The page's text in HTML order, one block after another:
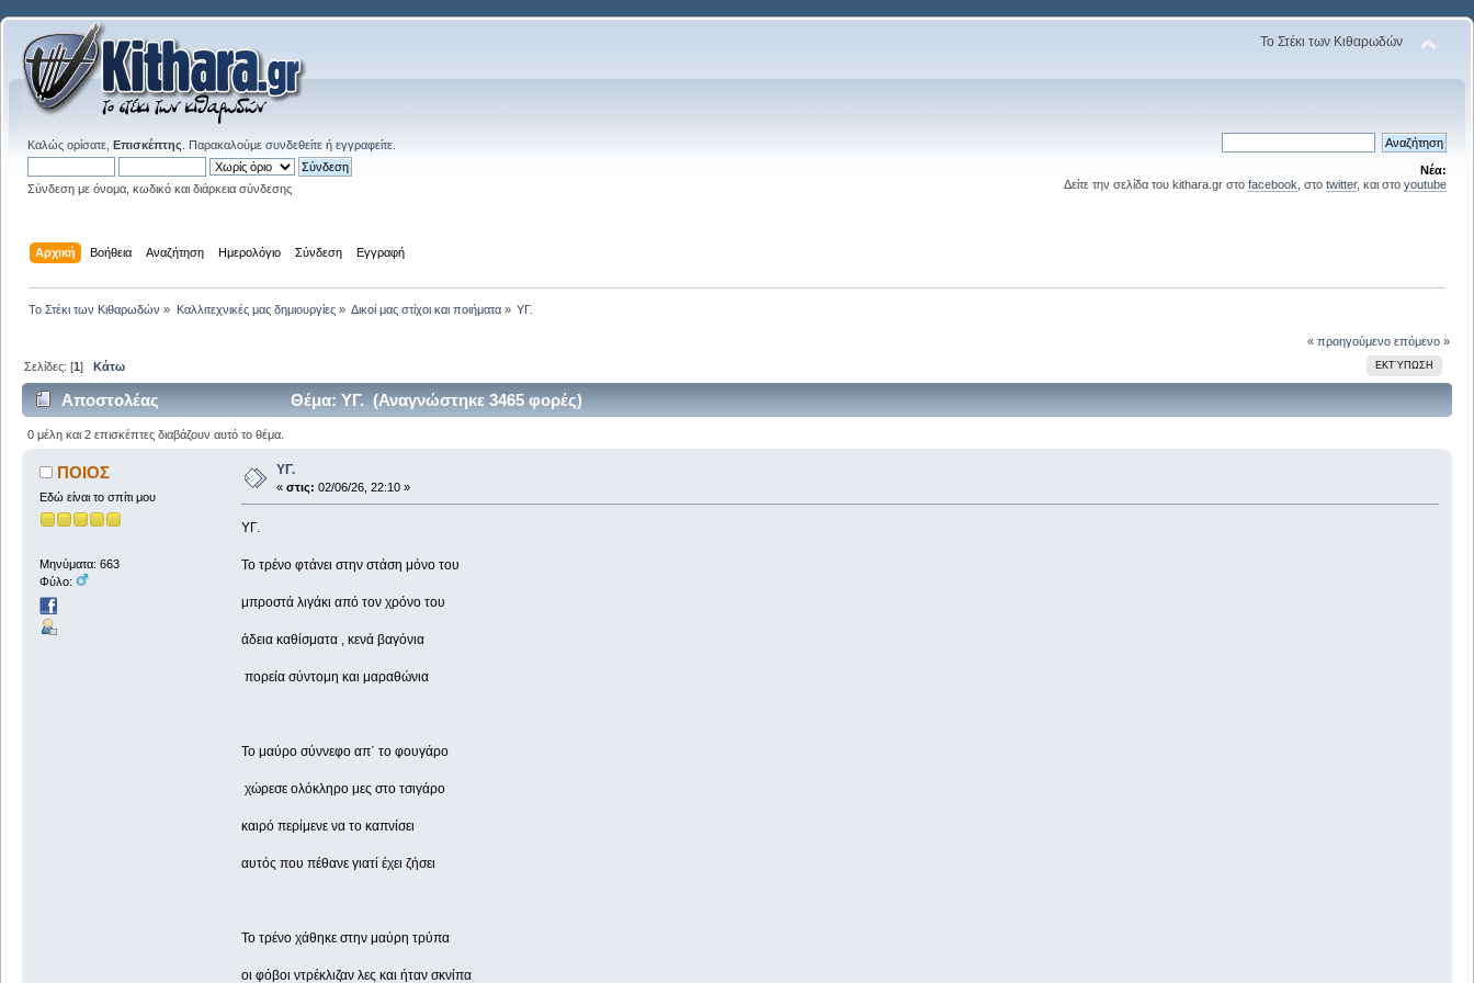
Το Στέκι των Κιθαρωδών
Καλώς ορίσατε, Επισκέπτης . Παρακαλούμε συνδεθείτε ή εγγραφείτε
Σύνδεση με όνομα, κωδικό και διάρκεια σύνδεσης
Νέα:
Δείτε την σελίδα του kithara.gr στο facebook , στο twitter, και στο youtube
Αρχική Βοήθεια Αναζήτηση Ημερολόγιο Σύνδεση Εγγραφή
Το Στέκι των Κιθαρωδών » Καλλιτεχνικές μας δημιουργίες» Δικοί μας στίχοι και ποιήματα» ΥΓ.
« προηγούμενο επόμενο »
ΕΚΤΎΠΩΣΗ
Σελίδες: [1]Κάτω
Αποστολέας Θέμα: ΥΓ. (Αναγνώστηκε 3465 φορές)
0 μέλη και 2 επισκέπτες διαβάζουν αυτό το θέμα.
ΠΟΙΟΣ
Εδώ είναι το σπίτι μου
Μηνύματα: 663
Φύλο:
ΥΓ.
« στις: 02/06/26, 22:10 »
ΥΓ.
Το τρένο φτάνει στην στάση μόνο του
μπροστά λιγάκι από τον χρόνο του
άδεια καθίσματα , κενά βαγόνια
πορεία σύντομη και μαραθώνια
Το μαύρο σύννεφο απ΄ το φουγάρο
χώρεσε ολόκληρο μες στο τσιγάρο
καιρό περίμενε να το καπνίσει
αυτός που πέθανε γιατί έχει ζήσει
Το τρένο χάθηκε στην μαύρη τρύπα
οι φόβοι ντρέκλιζαν λες και ήταν σκνίπα